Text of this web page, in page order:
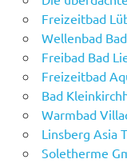
Freizeitbad
Wellenbad
Freibad Bad
Freizeitbad
Bad
Warmbad
Linsberg Asia
Soletherme